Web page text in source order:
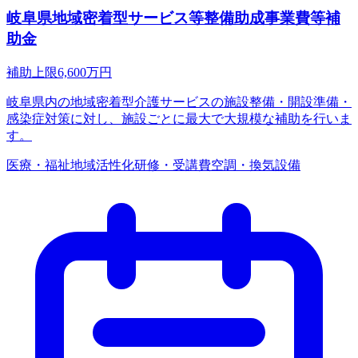
岐阜県地域密着型サービス等整備助成事業費等補
助金
補助上限6,600万円
岐阜県内の地域密着型介護サービスの施設整備・開設準備・
感染症対策に対し、施設ごとに最大で大規模な補助を行いま
す。
医療・福祉地域活性化研修・受講費空調・換気設備